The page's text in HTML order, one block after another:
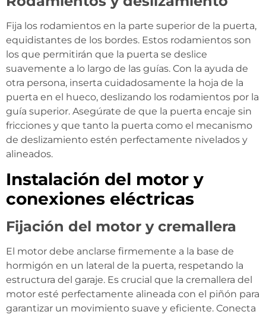
Fija los rodamientos en la parte superior de la puerta,
equidistantes de los bordes. Estos rodamientos son
los que permitirán que la puerta se deslice
suavemente a lo largo de las guías. Con la ayuda de
otra persona, inserta cuidadosamente la hoja de la
puerta en el hueco, deslizando los rodamientos por la
guía superior. Asegúrate de que la puerta encaje sin
fricciones y que tanto la puerta como el mecanismo
de deslizamiento estén perfectamente nivelados y
alineados.
Instalación del motor y
conexiones eléctricas
Fijación del motor y cremallera
El motor debe anclarse firmemente a la base de
hormigón en un lateral de la puerta, respetando la
estructura del garaje. Es crucial que la cremallera del
motor esté perfectamente alineada con el piñón para
garantizar un movimiento suave y eficiente. Conecta